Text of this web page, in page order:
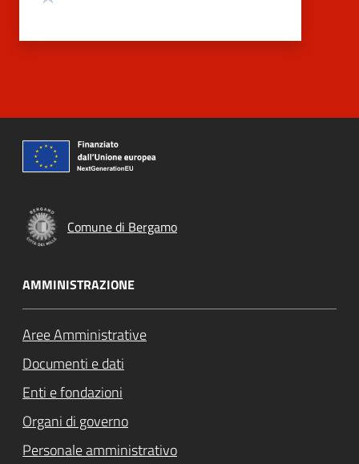
Comune di Bergamo
AMMINISTRAZIONE
Aree Amministrative
Documenti e dati
Enti e fondazioni
Organi di governo
Personale amministrativo